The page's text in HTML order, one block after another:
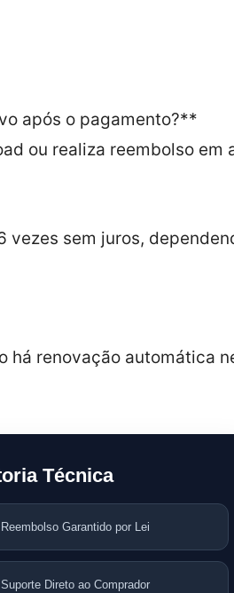
após o pagamento?**
ou realiza reembolso em
vezes sem juros,
há renovação automática
Técnica
Garantido por Lei
Direto ao Comprador